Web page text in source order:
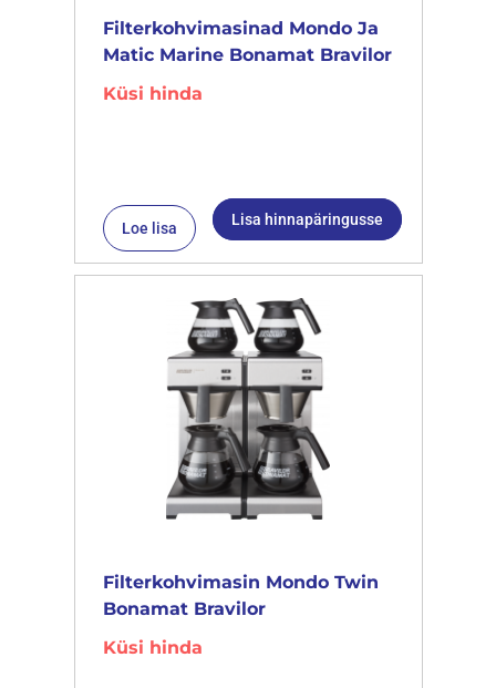
Filterkohvimasinad Mondo Ja
Matic Marine Bonamat Bravilor
Küsi hinda
Loe lisa Lisa hinnapäringusse
Filterkohvimasin Mondo Twin
Bonamat Bravilor
Küsi hinda